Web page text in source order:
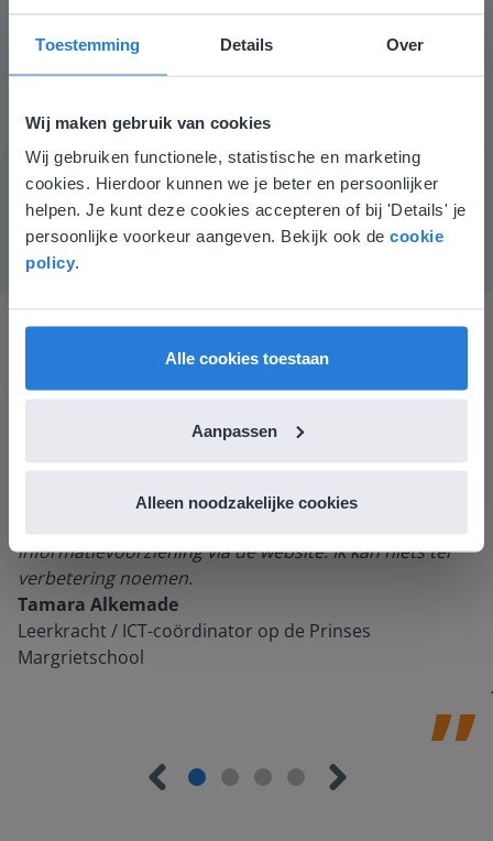
Toestemming Details Over
Wij maken gebruik van cookies
Wij gebruiken functionele, statistische en marketing
cookies. Hierdoor kunnen we je beter en persoonlijker
helpen. Je kunt deze cookies accepteren of bij 'Details' je
persoonlijke voorkeur aangeven. Bekijk ook de cookie
policy.
Alle cookies toestaan
Aanpassen
Alleen noodzakelijke cookies
gebruik worden. Vervolgens kan er geoefend worden
met sprongen van 50. Lukt dit dan kan de leerlingen
eenvoudige getallen.
Instructiemateriaal
MAB-materiaal, getallenlijn.
groot pluspunt van Gynzy. Datzelfde geldt voor het
informatievoorziening via de website. Ik kan niets ter
verbetering noemen.
Tamara Alkemade
Leerkracht / ICT-coördinator op de Prinses
Margrietschool
Deze website komt niet
overeen met je locatie
Gezien je locatie, denken we dat je misschien
liever naar de website voor English gaat. Hier
English
Nederland